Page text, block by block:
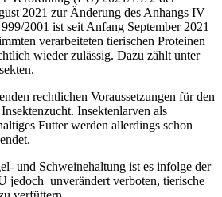
2021 zur Änderung des Anhangs IV
2001 ist seit Anfang September 2021
verarbeiteten tierischen Proteinen
wieder zulässig. Dazu zählt unter
rechtlichen Voraussetzungen für den
Insektenlarven als
Futter werden allerdings schon
und Schweinehaltung ist es infolge der
jedoch unverändert verboten, tierische